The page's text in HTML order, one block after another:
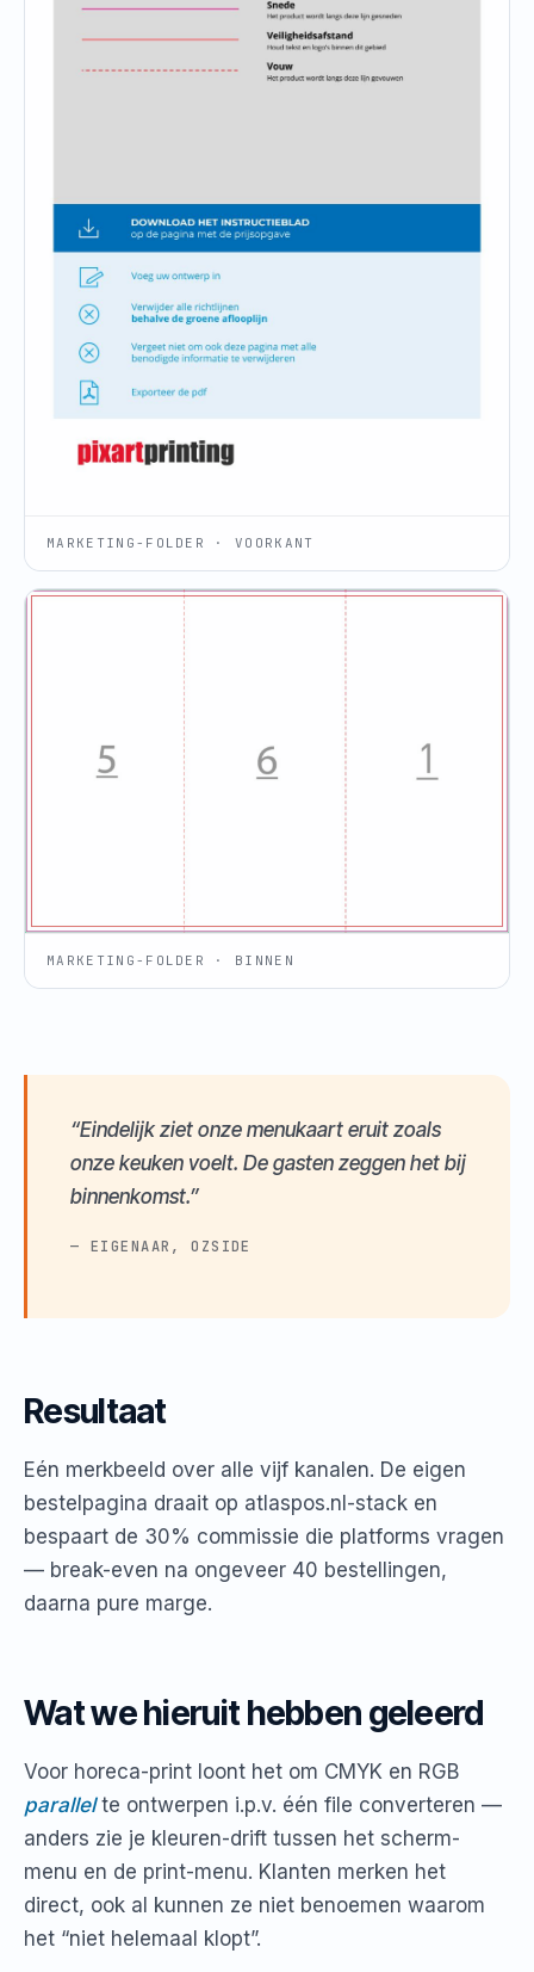
MARKETING-FOLDER · VOORKANT
MARKETING-FOLDER · BINNEN
“Eindelijk ziet onze menukaart eruit zoals
onze keuken voelt. De gasten zeggen het bij
binnenkomst.”
— EIGENAAR, OZSIDE
Resultaat
Eén merkbeeld over alle vijf kanalen. De eigen
bestelpagina draait op atlaspos.nl-stack en
bespaart de 30% commissie die platforms vragen
— break-even na ongeveer 40 bestellingen,
daarna pure marge.
Wat we hieruit hebben geleerd
Voor horeca-print loont het om CMYK en RGB
parallelte ontwerpen i.p.v. één file converteren —
anders zie je kleuren-drift tussen het scherm-
menu en de print-menu. Klanten merken het
direct, ook al kunnen ze niet benoemen waarom
het “niet helemaal klopt”.